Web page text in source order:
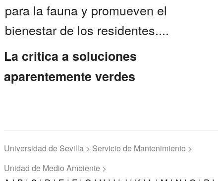
para la fauna y promueven el
bienestar de los residentes....
La critica a soluciones
aparentemente verdes
Universidad de Sevilla > Servicio de Mantenimiento >
Unidad de Medio Ambiente >